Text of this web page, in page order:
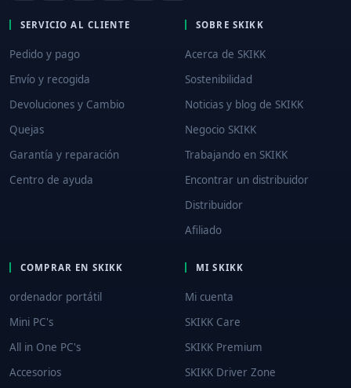
SERVICIO AL CLIENTE
Pedido y pago
Envío y recogida
Devoluciones y Cambio
Quejas
Garantía y reparación
Centro de ayuda
SOBRE SKIKK
Acerca de SKIKK
Sostenibilidad
Noticias y blog de SKIKK
Negocio SKIKK
Trabajando en SKIKK
Encontrar un distribuidor
Distribuidor
Afiliado
COMPRAR EN SKIKK
ordenador portátil
Mini PC's
All in One PC's
Accesorios
MI SKIKK
Mi cuenta
SKIKK Care
SKIKK Premium
SKIKK Driver Zone